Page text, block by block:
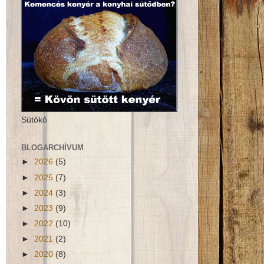
Sütőkő
BLOGARCHÍVUM
► 2026 (5)
► 2025 (7)
► 2024 (3)
► 2023 (9)
► 2022 (10)
► 2021 (2)
► 2020 (8)